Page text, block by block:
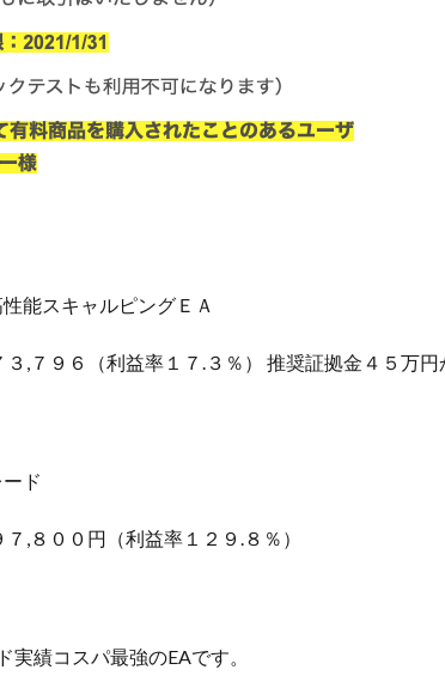
能スキャルピングＥＡ
,７９６（利益率１７.３％） 推奨証拠金４５万円
ド
,８００円（利益率１２９.８％）
績コスパ最強のEAです。